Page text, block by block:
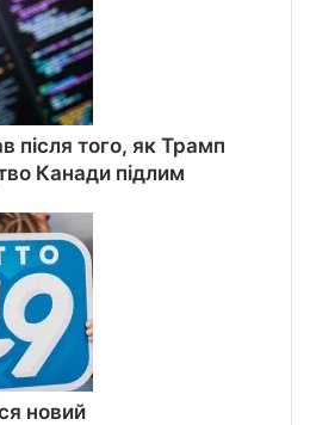
після того, як Трамп
Канади підлим
новий